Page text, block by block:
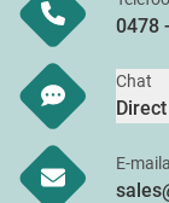
0478
Chat
E-